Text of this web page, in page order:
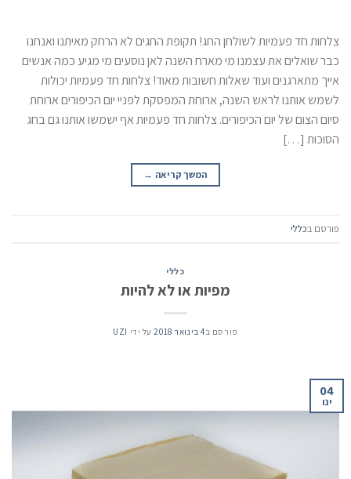
צלחות חד פעמיות לשולחן החג! תקופת החגים לא הרחק מאיתנו ואנחנו
כבר שואלים את עצמנו מי מארח השנה לאן נוסעים מי מגיע כמה אנשים
אייך מתארגנים ועוד שאלות חשובות מאוד! צלחות חד פעמיות יכולות
לשמש אותנו לראש השנה, ארוחת המפסקת לפניי יום הכיפורים ארוחת
סיום הצום של יום הכיפורים. צלחות חד פעמיות אף ישמשו אותנו גם בחג
הסוכות […]
המשך קריאה →
פורסם בכללי
כללי
מפיות או לא להיות
פורסם ב4 בינואר 2018 על ידי UZI
04
ינו